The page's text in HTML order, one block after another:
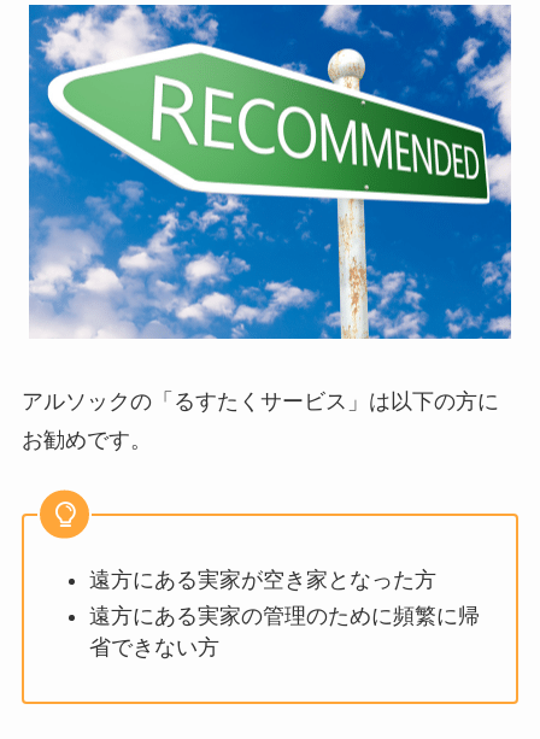
アルソックの「るすたくサービス」は以下の方に
お勧めです。
遠方にある実家が空き家となった方
遠方にある実家の管理のために頻繁に帰
省できない方